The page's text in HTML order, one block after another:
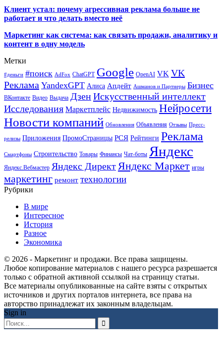
Клиент устал: почему агрессивная реклама больше не
работает и что делать вместо неё
Маркетинг как система: как связать продажи, аналитику и
контент в одну модель
Метки
#деньги #поиск AdFox ChatGPT Google OpenAI VK VK
Реклама YandexGPT Алиса Апдейт Ашманов и Партнеры Бизнес
ВКонтакте Видео Выдача ДзенИскусственный интеллект
Исследования Маркетплейс Недвижимость Нейросети
Новости компаний Обновления Объявления Отзывы Пресс-
релизы Приложения ПромоСтраницы РСЯ Рейтинги Реклама
Смартфоны Строительство Товары Финансы Чат-боты Яндекс
Яндекс.Вебмастер Яндекс Директ Яндекс Маркет игры
маркетинг ремонт технологии
Рубрики
В мире
Интересное
История
Разное
Экономика
© 2026 - Маркетинг и продажи. Все права защищены.
Любое копирование материалов с нашего ресурса разрешается
только с обратной активной ссылкой на страницу статьи.
Все материалы опубликованные на сайте взяты с открытых
источников и других порталов интернета, все права на
авторство принадлежат их законным владельцам.
Sign in